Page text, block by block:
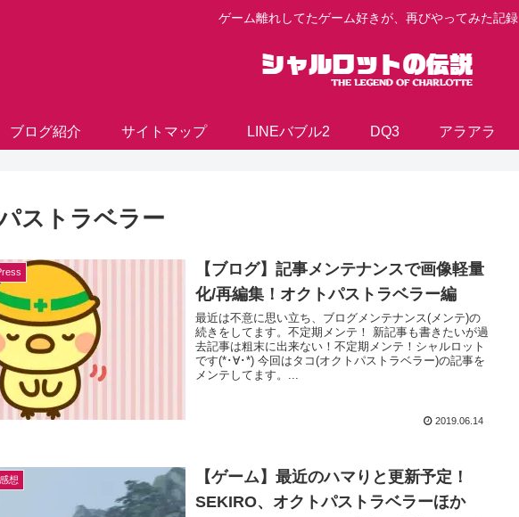
ゲーム離れしてたゲーム好きが、再びやってみた記録
ブログ紹介 サイトマップ LINEバブル2 DQ3 アラアラ
ストラベラー
【ブログ】記事メンテナンスで画像軽量
化/再編集！オクトパストラベラー編
最近は不意に思い立ち、ブログメンテナンス(メンテ)の
続きをしてます。不定期メンテ！ 新記事も書きたいが過
去記事は粗末に出来ない！不定期メンテ！シャルロット
です(*･∀･*) 今回はタコ(オクトパストラベラー)の記事を
メンテしてます。...
2019.06.14
想
【ゲーム】最近のハマりと更新予定！
SEKIRO、オクトパストラベラーほか